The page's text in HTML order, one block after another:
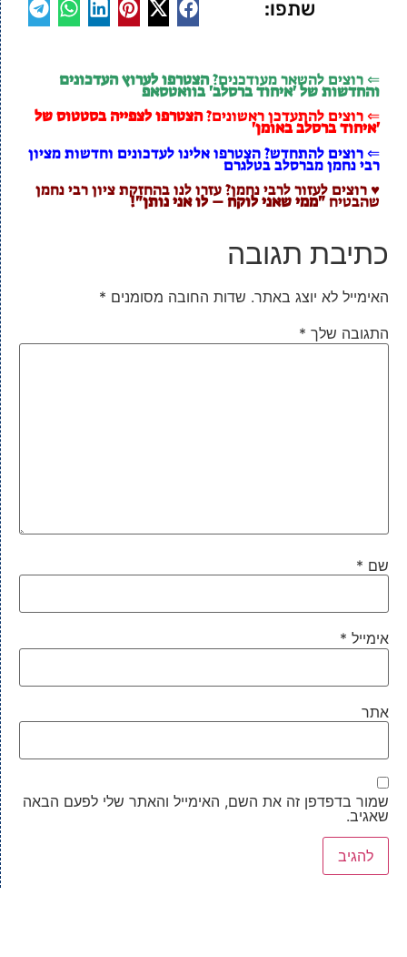
שתפו:
⇐ רוצים להשאר מעודכנים?הצטרפו לערוץ העדכונים
והחדשות של 'איחוד ברסלב' בוואטסאפ
⇐ רוצים להתעדכן ראשונים?הצטרפו לצפייה בסטטוס של
'איחוד ברסלב באומן'
⇐ רוצים להתחדש? הצטרפו אלינו לעדכונים וחדשות מציון
רבי נחמן מברסלב בטלגרם
♥ רוצים לעזור לרבי נחמן? עזרו לנו בהחזקת ציון רבי נחמן
שהבטיח"ממי שאני לוקח – לו אני נותן"!
כתיבת תגובה
האימייל לא יוצג באתר. שדות החובה מסומנים *
התגובה שלך *
שם *
אימייל *
אתר
שמור בדפדפן זה את השם, האימייל והאתר שלי לפעם הבאה
שאגיב.